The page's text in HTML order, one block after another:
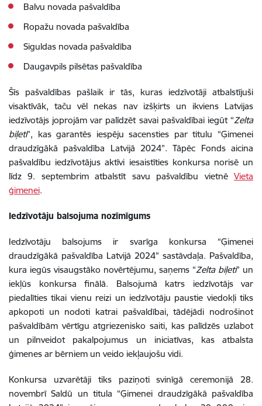
Balvu novada pašvaldība
Ropažu novada pašvaldība
Siguldas novada pašvaldība
Daugavpils pilsētas pašvaldība
Šīs pašvaldības pašlaik ir tās, kuras iedzīvotāji atbalstījuši
visaktīvāk, taču vēl nekas nav izšķirts un ikviens Latvijas
iedzīvotājs joprojām var palīdzēt savai pašvaldībai iegūt “Zelta
biļeti”, kas garantēs iespēju sacensties par titulu “Ģimenei
draudzīgākā pašvaldība Latvijā 2024”. Tāpēc Fonds aicina
pašvaldību iedzīvotājus aktīvi iesaistīties konkursa norisē un
līdz 9. septembrim atbalstīt savu pašvaldību vietnēVieta
ģimenei.
Iedzīvotāju balsojuma nozīmīgums
Iedzīvotāju balsojums ir svarīga konkursa “Ģimenei
draudzīgākā pašvaldība Latvijā 2024” sastāvdaļa. Pašvaldība,
kura iegūs visaugstāko novērtējumu, saņems “Zelta biļeti” un
iekļūs konkursa finālā. Balsojumā katrs iedzīvotājs var
piedalīties tikai vienu reizi un iedzīvotāju paustie viedokļi tiks
apkopoti un nodoti katrai pašvaldībai, tādējādi nodrošinot
pašvaldībām vērtīgu atgriezenisko saiti, kas palīdzēs uzlabot
un pilnveidot pakalpojumus un iniciatīvas, kas atbalsta
ģimenes ar bērniem un veido iekļaujošu vidi.
Konkursa uzvarētāji tiks paziņoti svinīgā ceremonijā 28.
novembrī Saldū un titula “Ģimenei draudzīgākā pašvaldība